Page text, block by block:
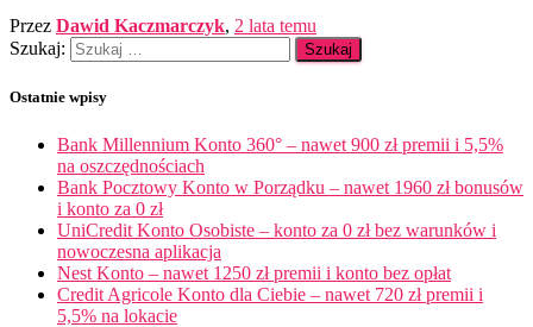
Przez Dawid Kaczmarczyk, 2 lata temu
Szukaj:
Ostatnie wpisy
Bank Millennium Konto 360° – nawet 900 zł premii i 5,5%
na oszczędnościach
Bank Pocztowy Konto w Porządku – nawet 1960 zł bonusów
i konto za 0 zł
UniCredit Konto Osobiste – konto za 0 zł bez warunków i
nowoczesna aplikacja
Nest Konto – nawet 1250 zł premii i konto bez opłat
Credit Agricole Konto dla Ciebie – nawet 720 zł premii i
5,5% na lokacie